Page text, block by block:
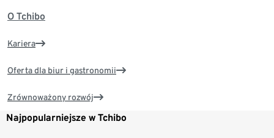
O Tchibo
Kariera
Oferta dla biur i gastronomii
Zrównoważony rozwój
Najpopularniejsze w Tchibo